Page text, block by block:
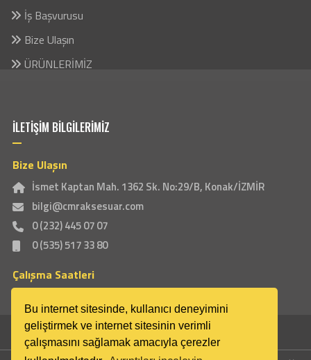
Bu internet sitesinde, kullanıcı deneyimini
geliştirmek ve internet sitesinin verimli
çalışmasını sağlamak amacıyla çerezler
İş Başvurusu
Bize Ulaşın
ÜRÜNLERİMİZ
İLETİŞİM BİLGİLERİMİZ
Bize Ulaşın
İsmet Kaptan Mah. 1362 Sk. No:29/B, Konak/İZMİR
bilgi@cmraksesuar.com
0 (232) 445 07 07
0 (535) 517 33 80
Çalışma Saatleri